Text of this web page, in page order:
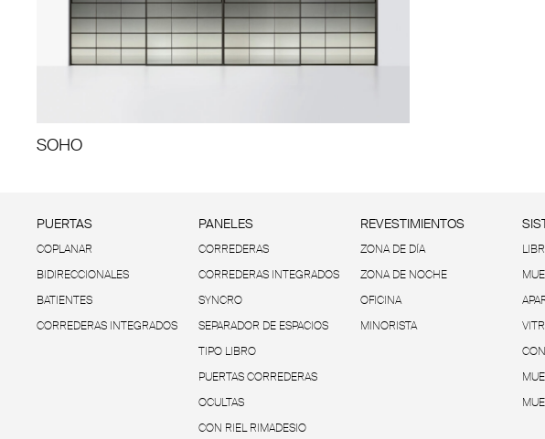
SOHO
PUERTAS
COPLANAR
BIDIRECCIONALES
BATIENTES
CORREDERAS INTEGRADOS
PANELES
CORREDERAS
CORREDERAS INTEGRADOS
SYNCRO
SEPARADOR DE ESPACIOS
TIPO LIBRO
PUERTAS CORREDERAS
OCULTAS
CON RIEL RIMADESIO
REVESTIMIENTOS
ZONA DE DÍA
ZONA DE NOCHE
OFICINA
MINORISTA